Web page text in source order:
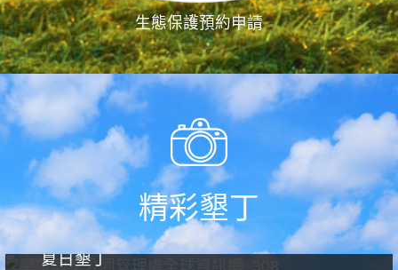
生態保護預約申請
精彩墾丁
夏日墾丁